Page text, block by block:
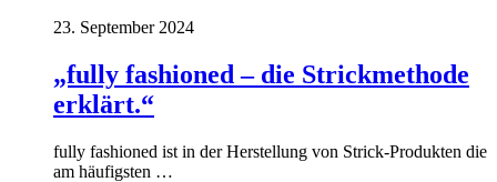
23. September 2024
„fully fashioned – die Strickmethode
erklärt.“
fully fashioned ist in der Herstellung von Strick-Produkten die
am häufigsten …